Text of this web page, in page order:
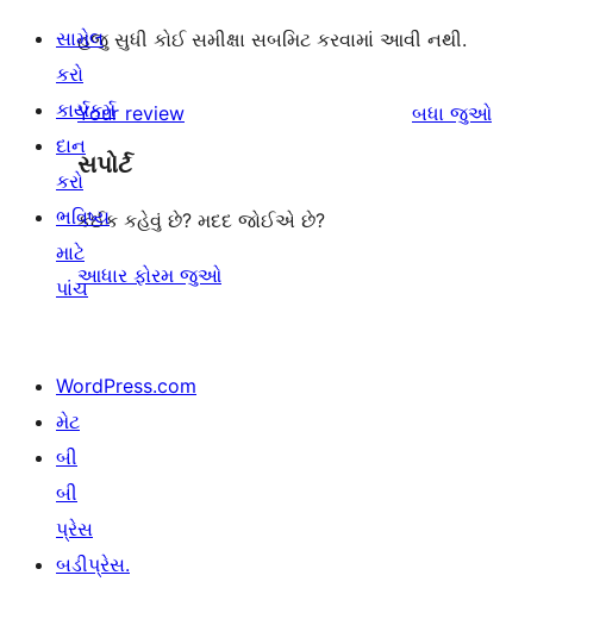
હજુ સુધી કોઈ સમીક્ષા સબમિટ કરવામાં આવી નથી.
Your review બધા સમીક્ષાઓ
જુઓ
સપોર્ટ
કંઈક કહેવું છે? મદદ જોઈએ છે?
આધાર ફોરમ જુઓ
સામેલ
કરો
કાર્યકર્મ
દાન
કરો
ભવિષ્ય
માટે
પાંચ
WordPress.com
મેટ
બી
બી
પ્રેસ
બડીપ્રેસ.